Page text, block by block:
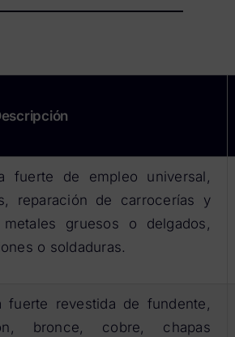
fuerte de empleo universal,
reparación de carrocerías y
gruesos o delgados,
o soldaduras.
fuerte revestida de fundente,
bronce, cobre, chapas